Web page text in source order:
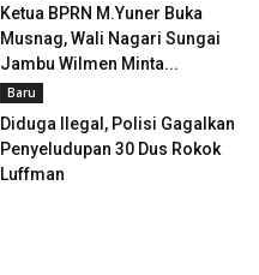
Ketua BPRN M.Yuner Buka
Musnag, Wali Nagari Sungai
Jambu Wilmen Minta...
Baru
Diduga Ilegal, Polisi Gagalkan
Penyeludupan 30 Dus Rokok
Luffman